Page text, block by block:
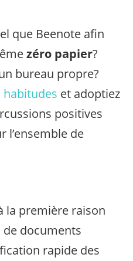
que Beenote afin
zéro papier?
bureau propre?
habitudes et adoptiez
positives
l’ensemble de
la première raison
de documents
rapide des